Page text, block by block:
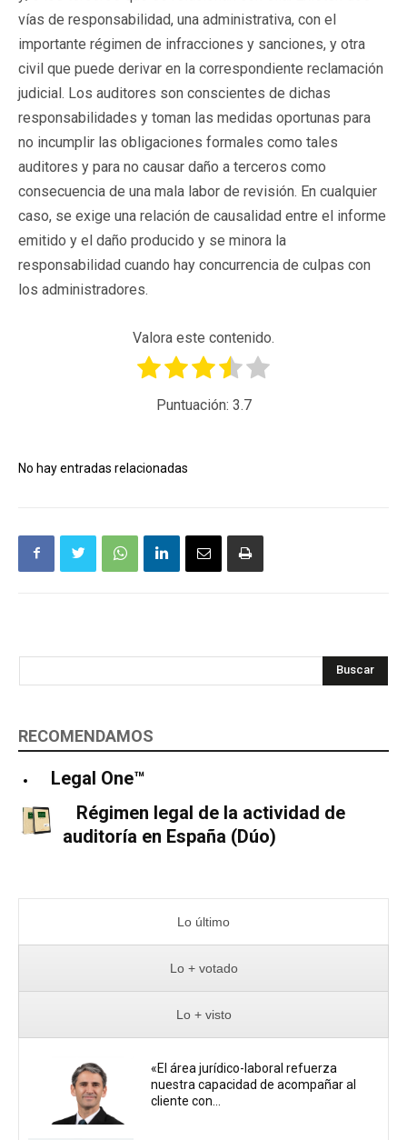
vías de responsabilidad, una administrativa, con el
importante régimen de infracciones y sanciones, y otra
civil que puede derivar en la correspondiente reclamación
judicial. Los auditores son conscientes de dichas
responsabilidades y toman las medidas oportunas para
no incumplir las obligaciones formales como tales
auditores y para no causar daño a terceros como
consecuencia de una mala labor de revisión. En cualquier
caso, se exige una relación de causalidad entre el informe
emitido y el daño producido y se minora la
responsabilidad cuando hay concurrencia de culpas con
los administradores.
Valora este contenido.
Puntuación: 3.7
No hay entradas relacionadas
Buscar
RECOMENDAMOS
Legal One™
Régimen legal de la actividad de
auditoría en España (Dúo)
Lo último
Lo + votado
Lo + visto
«El área jurídico-laboral refuerza
nuestra capacidad de acompañar al
cliente con...